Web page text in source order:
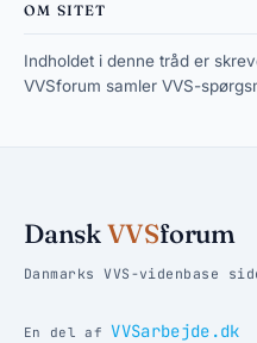
OM SITET
Indholdet i denne tråd er
VVSforum samler VVS-
DanskVVSforum
Danmarks VVS-videnbase
En del af VVSarbejde.dk